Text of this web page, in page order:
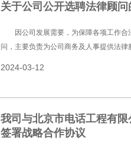
关于公司公开选聘法律顾问
因公司发展需要，为保障各项工作
问，主要负责为公司商务及人事提供法律
2024-03-12
我司与北京市电话工程有
签署战略合作协议